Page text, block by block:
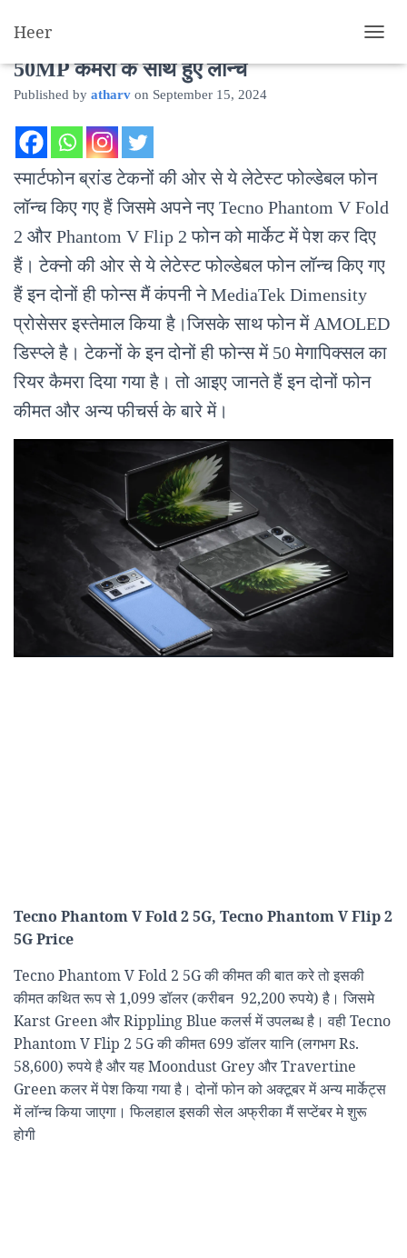
Heer
O
V
I
G
A
I
Tecno Phantom V Fold 2, V Flip 2 फोन
50MP कैमरा के साथ हुए लॉन्च
Published by atharv on September 15, 2024
स्मार्टफोन ब्रांड टेकनों की ओर से ये लेटेस्ट फोल्डेबल फोन
लॉन्च किए गए हैं जिसमे अपने नए Tecno Phantom V Fold
2 और Phantom V Flip 2 फोन को मार्केट में पेश कर दिए
हैं। टेक्नो की ओर से ये लेटेस्ट फोल्डेबल फोन लॉन्च किए गए
हैं इन दोनों ही फोन्स मैं कंपनी ने MediaTek Dimensity
प्रोसेसर इस्तेमाल किया है।जिसके साथ फोन में AMOLED
डिस्प्ले है। टेकनों के इन दोनों ही फोन्स में 50 मेगापिक्सल का
रियर कैमरा दिया गया है। तो आइए जानते हैं इन दोनों फोन
कीमत और अन्य फीचर्स के बारे में।
Tecno Phantom V Fold 2 5G, Tecno Phantom V Flip 2
5G Price
Tecno Phantom V Fold 2 5Gकी कीमत की बात करे तो इसकी
कीमत कथित रूप से 1,099 डॉलर (करीबन 92,200 रुपये) है। जिसमे
Karst Green और Rippling Blue कलर्स में उपलब्ध है। वही Tecno
Phantom V Flip 2 5G की कीमत 699 डॉलर यानि (लगभग Rs.
58,600) रुपये है और यह Moondust Grey और Travertine
Green कलर में पेश किया गया है। दोनों फोन को अक्टूबर में अन्य मार्केट्स
में लॉन्च किया जाएगा। फिलहाल इसकी सेल अफ्रीका मैं सप्टेंबर मे शुरू
होगी